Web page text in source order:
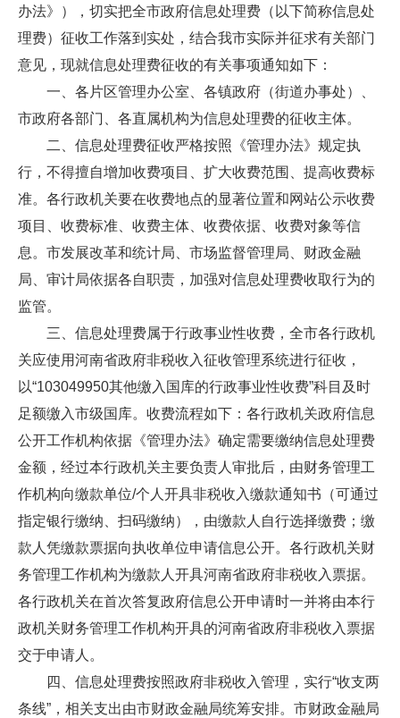
办法》），切实把全市政府信息处理费（以下简称信息处
理费）征收工作落到实处，结合我市实际并征求有关部门
意见，现就信息处理费征收的有关事项通知如下：
一、各片区管理办公室、各镇政府（街道办事处）、
市政府各部门、各直属机构为信息处理费的征收主体。
二、信息处理费征收严格按照《管理办法》规定执
行，不得擅自增加收费项目、扩大收费范围、提高收费标
准。各行政机关要在收费地点的显著位置和网站公示收费
项目、收费标准、收费主体、收费依据、收费对象等信
息。市发展改革和统计局、市场监督管理局、财政金融
局、审计局依据各自职责，加强对信息处理费收取行为的
监管。
三、信息处理费属于行政事业性收费，全市各行政机
关应使用河南省政府非税收入征收管理系统进行征收，
以“103049950其他缴入国库的行政事业性收费”科目及时
足额缴入市级国库。收费流程如下：各行政机关政府信息
公开工作机构依据《管理办法》确定需要缴纳信息处理费
金额，经过本行政机关主要负责人审批后，由财务管理工
作机构向缴款单位/个人开具非税收入缴款通知书（可通过
指定银行缴纳、扫码缴纳），由缴款人自行选择缴费；缴
款人凭缴款票据向执收单位申请信息公开。各行政机关财
务管理工作机构为缴款人开具河南省政府非税收入票据。
各行政机关在首次答复政府信息公开申请时一并将由本行
政机关财务管理工作机构开具的河南省政府非税收入票据
交于申请人。
四、信息处理费按照政府非税收入管理，实行“收支两
条线”，相关支出由市财政金融局统筹安排。市财政金融局